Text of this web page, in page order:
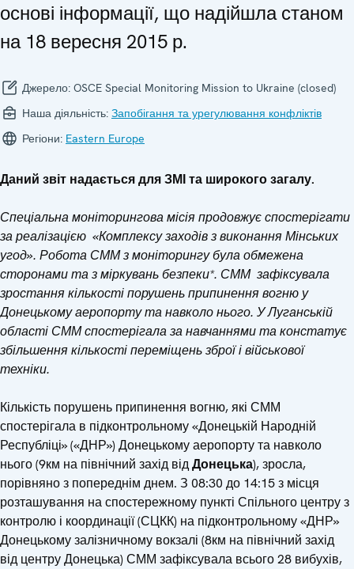
основі інформації, що надійшла станом
на 18 вересня 2015 р.
Джерело: OSCE Special Monitoring Mission to Ukraine (closed)
Наша діяльність: Запобігання та урегулювання конфліктів
Регіони: Eastern Europe
Даний звіт надається для ЗМІ та широкого загалу.
Спеціальна моніторингова місія продовжує спостерігати
за реалізацією «Комплексу заходів з виконання Мінських
угод». Робота СММзмоніторингубулаобмежена
сторонамитазміркуваньбезпеки*. СММ зафіксувала
зростання кількості порушень припинення вогню у
Донецькому аеропорту та навколо нього. У Луганській
області СММ спостерігала за навчаннями та констатує
збільшення кількості переміщень зброї і військової
техніки.
Кількість порушень припинення вогню, які СММ
спостерігала в підконтрольному «Донецькій Народній
Республіці» («ДНР») Донецькому аеропорту та навколо
нього (9км на північний захід відДонецька), зросла,
порівняно з попереднім днем. З 08:30 до 14:15 з місця
розташування на спостережному пункті Спільного центру з
контролю і координації (СЦКК) на підконтрольному «ДНР»
Донецькому залізничному вокзалі (8км на північний захід
від центру Донецька) СММ зафіксувала всього 28 вибухів,